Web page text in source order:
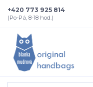
+420 773 925 814
(Po-Pá, 8-18 hod.)